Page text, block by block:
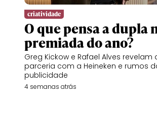
criatividade
O que pensa a dupla
premiada do ano?
Greg Kickow e Rafael Alves
parceria com a Heineken e rumos
publicidade
4 semanas atrás